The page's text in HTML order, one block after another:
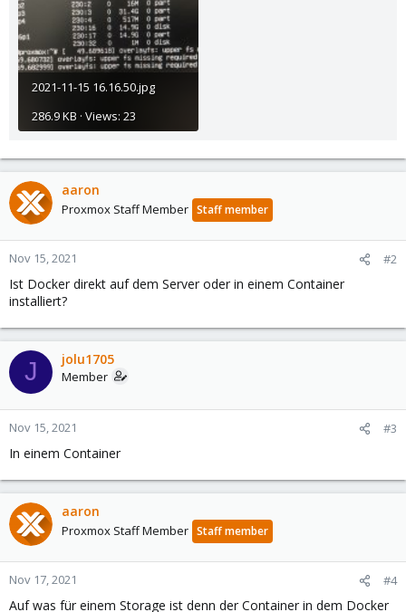
2021-11-15 16.16.50.jpg
286.9 KB · Views: 23
aaron
Proxmox Staff Member Staff member
Nov 15, 2021 #2
Ist Docker direkt auf dem Server oder in einem Container
installiert?
J jolu1705
Member
Nov 15, 2021 #3
In einem Container
aaron
Proxmox Staff Member Staff member
Nov 17, 2021 #4
Auf was für einem Storage ist denn der Container in dem Docker